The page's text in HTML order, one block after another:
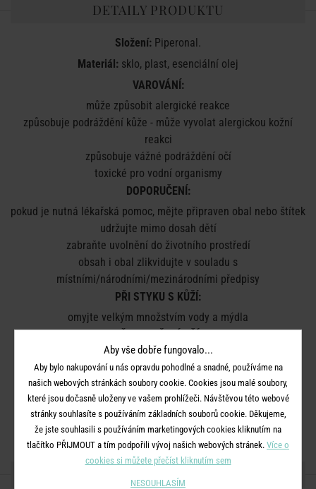
DETAILY PRODUKTU
Složení: Piperonal.
Materiál: sklo, plast, esenciální olej
VAROVÁNÍ:
může způsobit alergické reakce
způsobuje podráždění kůže - může vyvolat alergickou kožní
reakci
způsobuje vážné podráždění očí
toxické pro vodní organismy
DOPORUČENÍ:
pokud je nutná lékařská pomoc, mějte připraven obal nebo štítek
udržujte mimo dosah dětí
zabraňte uvolnění do životního prostředí
obsah i obal zlikvidujte v souladu s
místními/národními/mezinárodními předpisy
PŘI STYKU S KŮŽÍ:
omyjte velkým množstvím vody a mýdla
PŘI ZASAŽENÍ OČÍ:
několik minut opatrně vyplachujte vodou
pokud je to možné, vyjměte kontaktní čočky a pokračujte ve
vyplachování
Likvidace:
Obsah/obal zlikvidujte v souladu s místními,
národními a mezinárodními předpisy.
SDÍLEJTE S PŘÁTELI
Aby vše dobře fungovalo...
Aby bylo nakupování u nás opravdu pohodlné a snadné, používáme na
našich webových stránkách soubory cookie. Cookies jsou malé soubory,
které jsou dočasně uloženy ve vašem prohlížeči. Návštěvou této webové
stránky souhlasíte s používáním základních souborů cookie. Děkujeme,
že jste souhlasili s používáním marketingových cookies kliknutím na
tlačítko PŘIJMOUT a tím podpořili vývoj našich webových stránek. Více o
cookies si můžete přečíst kliknutím sem
NESOUHLASÍM